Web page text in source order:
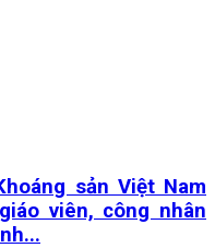
sản Việt Nam
viên, công nhân